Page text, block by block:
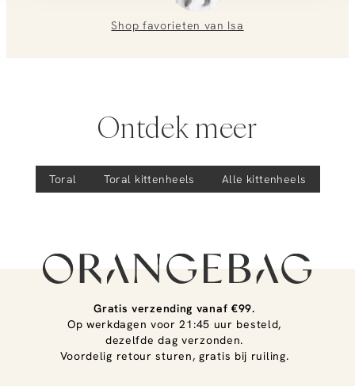
Shop favorieten van Isa
Ontdek meer
Toral Toral kittenheels Alle kittenheels
Gratis verzending vanaf €99.
Op werkdagen voor 21:45 uur besteld,
dezelfde dag verzonden.
Voordelig retour sturen, gratis bij ruiling.